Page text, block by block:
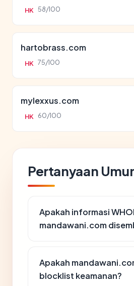
HK 58/100
hartobrass.com
HK 75/100
mylexxus.com
HK 60/100
Pertanyaan
Apakah informasi
mandawani.com
Apakah
blocklist keamanan?